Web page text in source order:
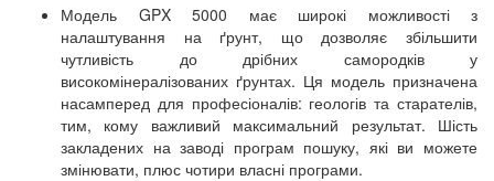
Модель GPX 5000 має широкі можливості з
налаштування на ґрунт, що дозволяє збільшити
чутливість до дрібних самородків у
високомінералізованих ґрунтах. Ця модель призначена
насамперед для професіоналів: геологів та старателів,
тим, кому важливий максимальний результат. Шість
закладених на заводі програм пошуку, які ви можете
змінювати, плюс чотири власні програми.